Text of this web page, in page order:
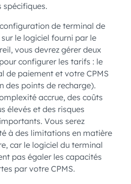
spécifiques.
de terminal de
le logiciel fourni par le
vous devrez gérer deux
configurer les tarifs : le
de paiement et votre CPMS
des points de recharge).
accrue, des coûts
élevés et des risques
Vous serez
à des limitations en matière
car le logiciel du terminal
pas égaler les capacités
par votre CPMS.